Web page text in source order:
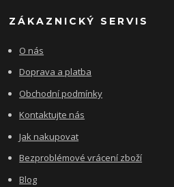
ZÁKAZNICKÝ SERVIS
O nás
Doprava a platba
Obchodní podmínky
Kontaktujte nás
Jak nakupovat
Bezproblémové vrácení zboží
Blog